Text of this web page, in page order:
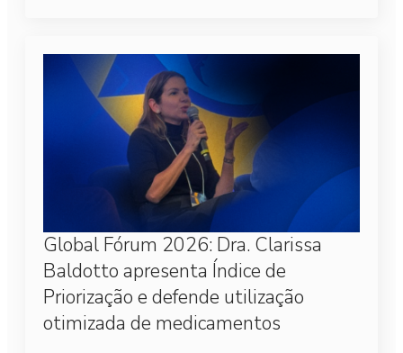
Global Fórum 2026: Dra. Clarissa
Baldotto apresenta Índice de
Priorização e defende utilização
otimizada de medicamentos